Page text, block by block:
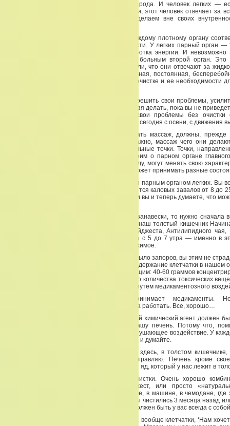
Легкие ответственны за переработку кислорода. И человек легких —
китайской медицине — это зонтик для семьи, этот человек отвечает за
абсолютно проецируется на то, что мы делаем вне своих
Органы делятся на плотные и полые. И каждому плотному органу
орган. И они находятся в прямой зависимости. У легких парный орган —
котором происходит колоссальная переработка энергии. И
один орган, иметь его здоровым и иметь больным второй орган. Это
нуждаются в чистоте. Мы только что говорили, что они отвечают за
вот — чистоту легких обеспечивает регулярная, постоянная,
кишечника. Поэтому мы будем говорить об очистке и ее необходимости
Вы хотите узнать какой продукцией можно решить свои проблемы,
улучшить работу сосудов? Ничего этого нельзя делать, пока вы не
кишечник. Категорически нельзя решать свои проблемы без очистки
Поэтому, не спешите. Мы начинаем наш крут сегодня с осени, с движения
Даже китайские массажисты, начиная делать массаж, должны, прежде
выделения (выделительные функции). Неважно, массаж чего они
тела. Сначала прорабатываются выделительные точки. Точки,
выделительной системы. Сегодня мы говорим о парном органе
легких. Легкие, так как они распределяют воду, могут менять свою
то яньскими, то иньскими. Потому что вода может принимать разные
Так вот, толстый кишечник, который является парным органом легких. Вы
что в организме взрослого человека содержится каловых завалов от 8 до
относитесь к этому, просто как к знанию. Если вы и теперь думаете, что
Если вы решили повесить красивые новые занавески, то нужно
сейчас и будем мыть окна, то есть очищать наш толстый кишечник
вами при помощи Двойной целлюлозы, Дайджеста, Антилипидного
Активное время работы толстого кишечника с 5 до 7 утра — именно в
приучить свой кишечник эвакуировать содержимое.
И если вы мне скажете, что у вас никогда не было запоров, вы этим не
что у вас в кишечнике все чисто и хорошо. Содержание клетчатки в нашем
ВОЗ (январь 2004 года) должно быть следующим: 40-60 граммов
сутки. Тогда мы обеспечиваем эвакуацию того количества токсических
из нас с вами получает из воздуха, из пищи, путем медикаментозного
Поднимите руки, пожалуйста, кто принимает медикаменты.
фармакологическая промышленность должна работать. Все, хорошо…
Токсическое действие нужно выводить, любой химический агент должен
не выведен, то он начинает разрушать вашу печень. Потому что,
воздействия существует деструктивное, разрушающее воздействие. У
быть пентаграмма, смотрите на пентаграмму и думайте.
Значит, если у меня, сами понимаете что, здесь, в толстом
нарушаю работу своей печенки. Я ее отравляю. Печень кроме
вынуждена перерабатывать те токсины и тот яд, который у нас лежит в
Поэтому, повторюсь, все начинается с очистки. Очень хорошо
продукт корпорации «Тяньши» — Дайджест, или просто
Применяйте его, пожалуйста. Носите в сумке, в машине, в чемодане, где
который должен быть всегда с собой. Если вы чистились 3 месяца назад
равно, особенно осенью и зимой дайджест должен быть у вас всегда с
Почему? Мы меньше едим свежей клетчатки, вообще клетчатки, ‘Нам